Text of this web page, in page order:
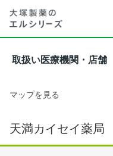
取扱い医療機関・店舗
マップを見る
天満カイセイ薬局